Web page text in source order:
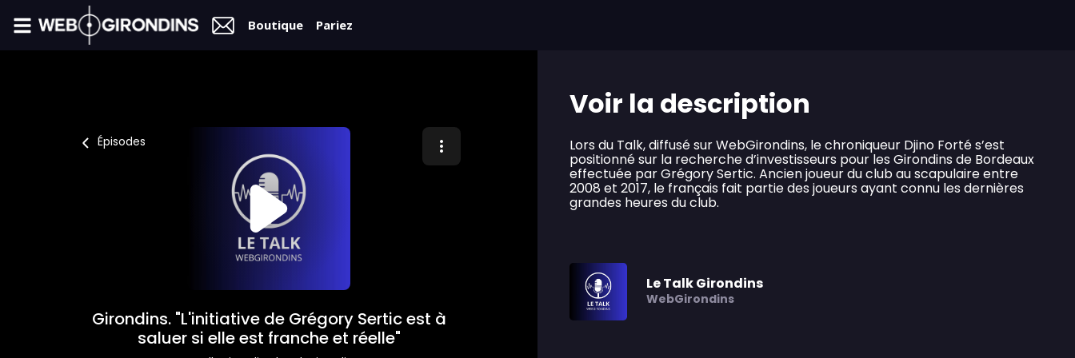
Boutique Pariez
Épisodes
Girondins. "L'initiative de Grégory Sertic est à
saluer si elle est franche et réelle"
Voir la description
Lors du Talk, diffusé sur WebGirondins, le chroniqueur Djino Forté s’est
positionné sur la recherche d’investisseurs pour les Girondins de Bordeaux
effectuée par Grégory Sertic. Ancien joueur du club au scapulaire entre
2008 et 2017, le français fait partie des joueurs ayant connu les dernières
grandes heures du club.
Le Talk Girondins
WebGirondins